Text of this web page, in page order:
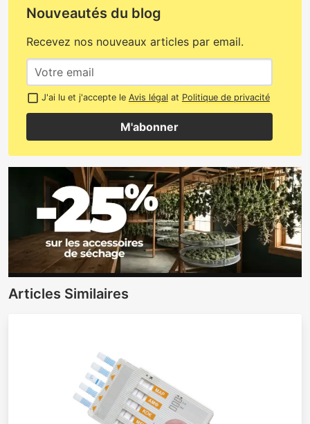
Nouveautés du blog
Recevez nos nouveaux articles par email.
J'ai lu et j'accepte le Avis légal at Politique de privacité
M'abonner
Articles Similaires